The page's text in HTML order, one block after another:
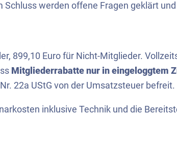
Schluss werden offene Fragen geklärt
899,10 Euro für Nicht-Mitglieder.
Mitgliederrabatte nur in eingeloggtem
22a UStG von der Umsatzsteuer befreit.
inklusive Technik und die